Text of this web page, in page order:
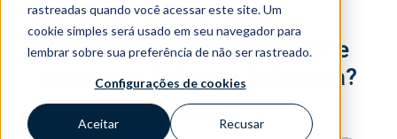
rastreadas quando você acessar este site. Um
cookie simples será usado em seu navegador para
lembrar sobre sua preferência de não ser rastreado.
Configurações de cookies
Aceitar Recusar
SAP
Pronto para elevar seu SAP e
dominar a Reforma Tributária?